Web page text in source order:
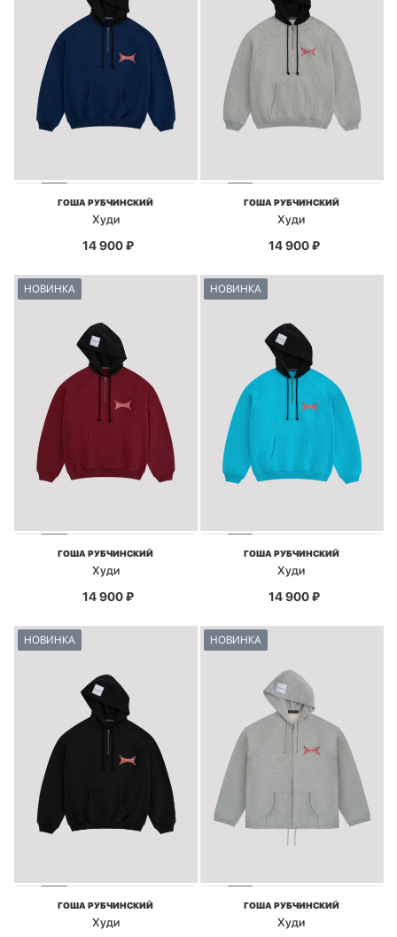
ГОША РУБЧИНСКИЙ
Худи
14 900₽
ГОША РУБЧИНСКИЙ
Худи
14 900₽
НОВИНКА
ГОША РУБЧИНСКИЙ
Худи
14 900₽
НОВИНКА
ГОША РУБЧИНСКИЙ
Худи
14 900₽
НОВИНКА
ГОША РУБЧИНСКИЙ
Худи
НОВИНКА
ГОША РУБЧИНСКИЙ
Худи